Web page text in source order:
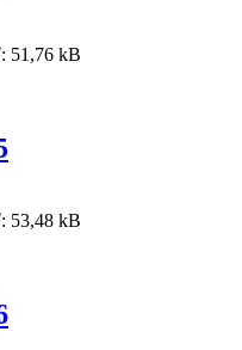
51,76 kB
53,48 kB